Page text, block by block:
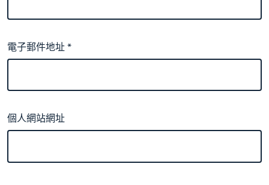
電子郵件地址*
個人網站網址